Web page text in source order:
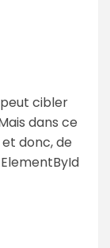
cibler
dans ce
donc, de